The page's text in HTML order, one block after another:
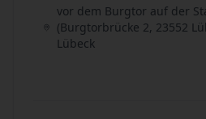
vor dem Burgtor auf der
(Burgtorbrücke 2, 23552
Lübeck